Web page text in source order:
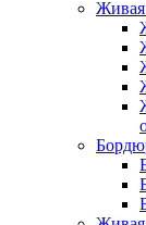
Живая